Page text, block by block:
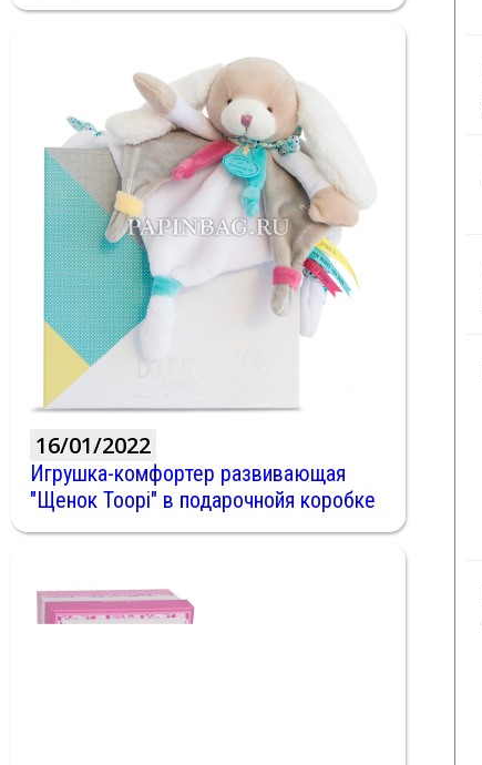
16/01/2022
Игрушка-комфортер развивающая
"Щенок Toopi" в подарочнойя коробке